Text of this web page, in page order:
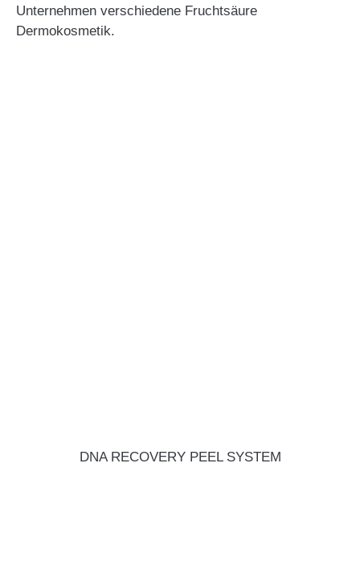
Unternehmen verschiedene Fruchtsäure
Dermokosmetik.
DNA RECOVERY PEEL SYSTEM